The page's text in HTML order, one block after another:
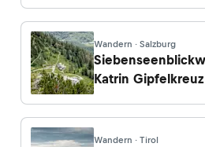
Wandern · Salzburg
Katrin
Wandern · Tirol